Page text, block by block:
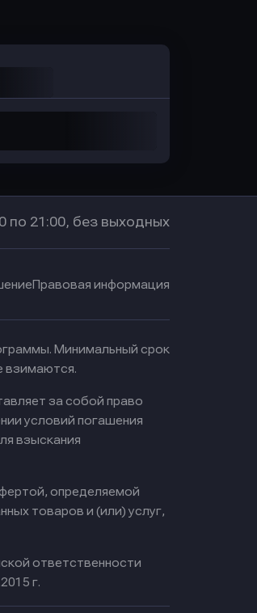
по 21:00, без выходных
Правовая информация
Минимальный срок
взимаются.
за собой право
условий погашения
взыскания
определяемой
товаров и (или) услуг,
ответственности
г.